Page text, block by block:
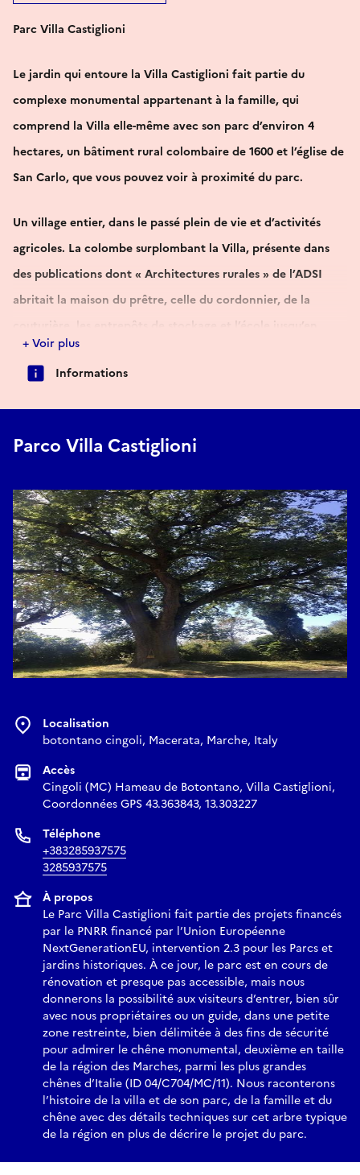
Parc Villa Castiglioni
Le jardin qui entoure la Villa Castiglioni fait partie du
complexe monumental appartenant à la famille, qui
comprend la Villa elle-même avec son parc d’environ 4
hectares, un bâtiment rural colombaire de 1600 et l’église de
San Carlo, que vous pouvez voir à proximité du parc.
Un village entier, dans le passé plein de vie et d’activités
agricoles. La colombe surplombant la Villa, présente dans
des publications dont « Architectures rurales » de l’ADSI
abritait la maison du prêtre, celle du cordonnier, de la
couturière, les entrepôts de stockage et l’école jusqu’en
1950. La famille s’installait pendant l’été dans la villa pour
suivre de plus près les travaux agricoles jusqu’à l’automne
siècle et son jardin est le miroir de la vie de l’époque. Il n’y a
pas de grandes prétentions artistiques, l’étalage du pouvoir
ou de la richesse, mais le tout renvoie à une vie simple liée à
la nature. Le jardin devient un lieu agréable de détente et de
jeu où les propriétaires et leurs hôtes vivent dans une réalité
privilégiée loin de la vie commune.
Nous guiderons les visiteurs dans la visite du parc à l’issue
historiques ».
E-mail
info@parcovillacastiglioni.it
+ Voir plus
Informations
Parco Villa Castiglioni
Localisation
botontano cingoli, Macerata, Marche, Italy
Accès
Cingoli (MC) Hameau de Botontano, Villa Castiglioni,
Coordonnées GPS 43.363843, 13.303227
Téléphone
+383285937575
3285937575
À propos
Le Parc Villa Castiglioni fait partie des projets financés
par le PNRR financé par l’Union Européenne
NextGenerationEU, intervention 2.3 pour les Parcs et
jardins historiques. À ce jour, le parc est en cours de
rénovation et presque pas accessible, mais nous
donnerons la possibilité aux visiteurs d’entrer, bien sûr
avec nous propriétaires ou un guide, dans une petite
zone restreinte, bien délimitée à des fins de sécurité
pour admirer le chêne monumental, deuxième en taille
de la région des Marches, parmi les plus grandes
chênes d’Italie (ID 04/C704/MC/11). Nous raconterons
l’histoire de la villa et de son parc, de la famille et du
chêne avec des détails techniques sur cet arbre typique
de la région en plus de décrire le projet du parc.